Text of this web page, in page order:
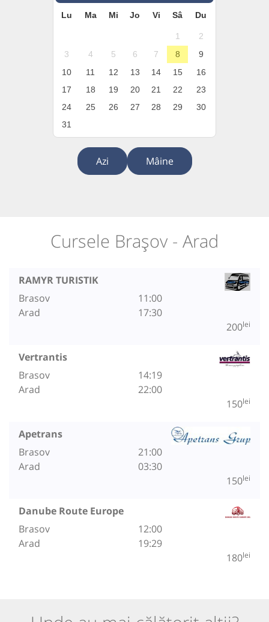
Lu Ma Mi Jo Vi Sâ Du
1
2
3
4 5 6 7 8
9
10
11 12 13 14 15
16
17
18 19 20 21 22
23
24
25 26 27 28 29
30
31
Azi Mâine
Cursele Brașov - Arad
RAMYR TURISTIK
Brasov
Arad
11:00
17:30
200lei
Vertrantis
Brasov
Arad
14:19
22:00
150lei
Apetrans
Brasov
Arad
21:00
03:30
150lei
Danube Route Europe
Brasov
Arad
12:00
19:29
180lei